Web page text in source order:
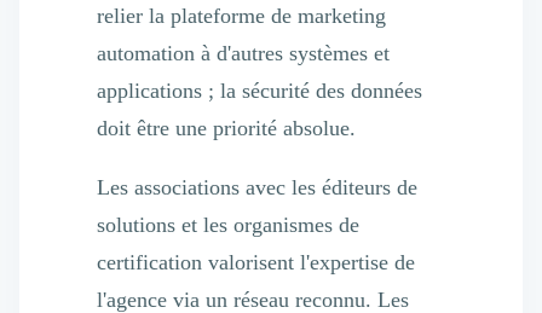
relier la plateforme de marketing
automation à d'autres systèmes et
applications ; la sécurité des données
doit être une priorité absolue.
Les associations avec les éditeurs de
solutions et les organismes de
certification valorisent l'expertise de
l'agence via un réseau reconnu. Les